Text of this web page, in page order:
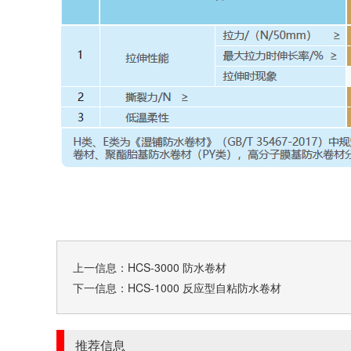
上一信息： HCS-3000 防水卷材
下一信息： HCS-1000 反应型自粘防水卷材
推荐信息